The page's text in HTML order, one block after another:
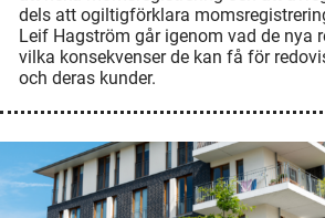
dels att ogiltigförklara
Leif Hagström går igenom vad de nya
vilka konsekvenser de kan få för
och deras kunder.